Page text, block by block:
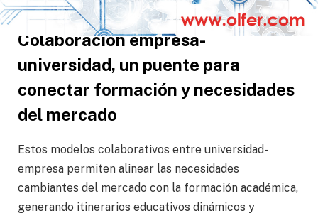
Colaboración empresa-
universidad, un puente para
conectar formación y necesidades
del mercado
Estos modelos colaborativos entre universidad-
empresa permiten alinear las necesidades
cambiantes del mercado con la formación académica,
generando itinerarios educativos dinámicos y